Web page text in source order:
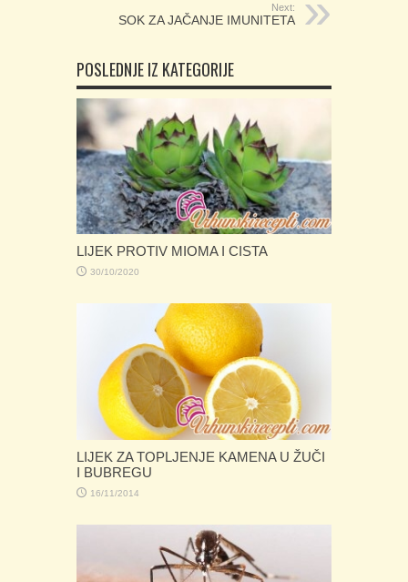
Next:
SOK ZA JAČANJE IMUNITETA
POSLEDNJE IZ KATEGORIJE
LIJEK PROTIV MIOMA I CISTA
30/10/2020
LIJEK ZA TOPLJENJE KAMENA U ŽUČI
I BUBREGU
16/11/2014